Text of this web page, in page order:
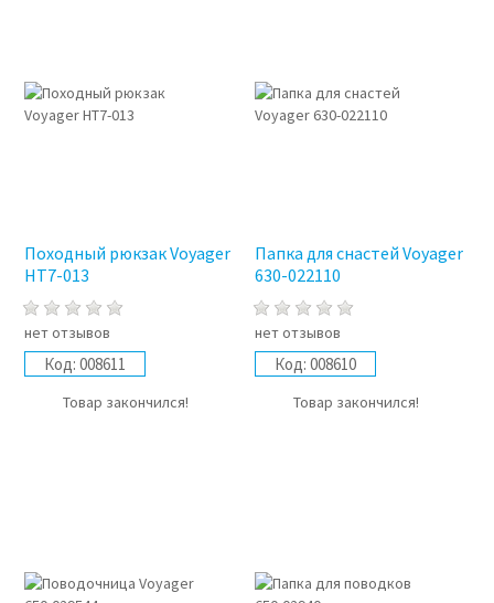
Походный рюкзак Voyager
HT7-013
нет отзывов
Код: 008611
Товар закончился!
Папка для снастей Voyager
630-022110
нет отзывов
Код: 008610
Товар закончился!